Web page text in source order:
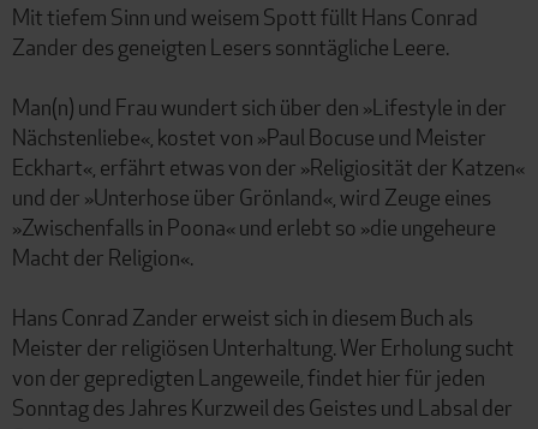
Mit tiefem Sinn und weisem Spott füllt Hans Conrad
Zander des geneigten Lesers sonntägliche Leere.
Man(n) und Frau wundert sich über den »Lifestyle in der
Nächstenliebe«, kostet von »Paul Bocuse und Meister
Eckhart«, erfährt etwas von der »Religiosität der Katzen«
und der »Unterhose über Grönland«, wird Zeuge eines
»Zwischenfalls in Poona« und erlebt so »die ungeheure
Macht der Religion«.
Hans Conrad Zander erweist sich in diesem Buch als
Meister der religiösen Unterhaltung. Wer Erholung sucht
von der gepredigten Langeweile, findet hier für jeden
Sonntag des Jahres Kurzweil des Geistes und Labsal der